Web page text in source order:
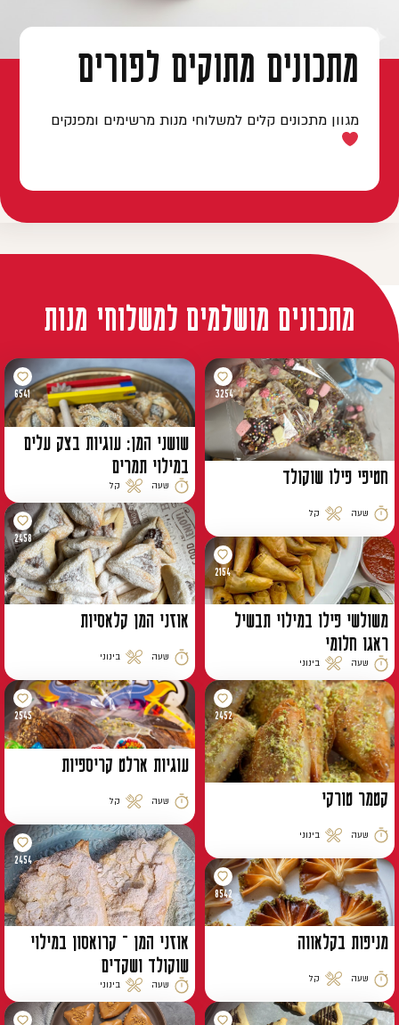
מתכונים מתוקים לפורים
מגוון מתכונים קלים למשלוחי מנות מרשימים ומפנקים
מתכונים מושלמים למשלוחי מנות
3254
חטיפי פילו שוקולד
זמן הכנה
שעה
רמת קושי
קל
6541
שושני המן: עוגיות בצק עלים
במילוי תמרים
זמן הכנה
שעה
רמת קושי
קל
2154
משולשי פילו במילוי תבשיל
ראגו חלומי
זמן הכנה
שעה
רמת קושי
בינוני
2458
אוזני המן קלאסיות
זמן הכנה
שעה
רמת קושי
בינוני
2452
קטמר טורקי
זמן הכנה
שעה
רמת קושי
בינוני
2545
עוגיות ארלט קריספיות
זמן הכנה
שעה
רמת קושי
קל
8542
מניפות בקלאווה
זמן הכנה
שעה
רמת קושי
קל
2454
אוזני המן – קרואסון במילוי
שוקולד ושקדים
זמן הכנה
שעה
רמת קושי
בינוני